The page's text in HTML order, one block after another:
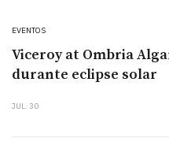
EVENTOS
Viceroy at Ombria
durante eclipse solar
JUL. 30